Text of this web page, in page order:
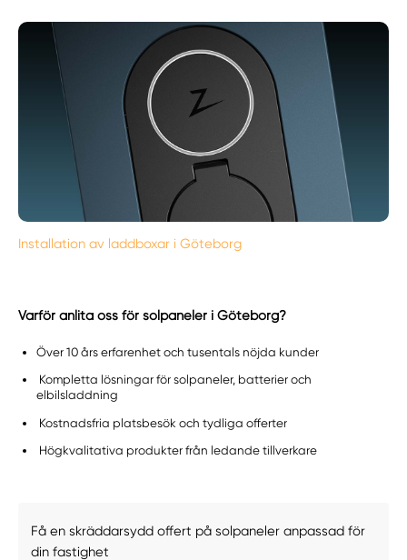
Installation av laddboxar i Göteborg
Varför anlita oss för solpaneler i Göteborg?
Över 10 års erfarenhet och tusentals nöjda kunder
Kompletta lösningar för solpaneler, batterier och
elbilsladdning
Kostnadsfria platsbesök och tydliga offerter
Högkvalitativa produkter från ledande tillverkare
Få en skräddarsydd offert på solpaneler anpassad för
din fastighet